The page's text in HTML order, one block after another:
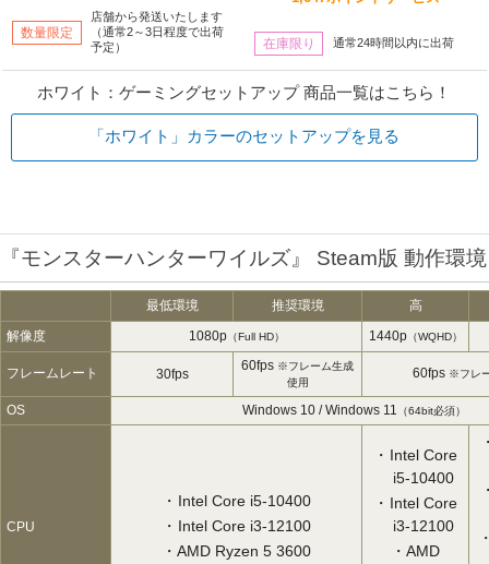
数量限定
店舗から発送いたします
（通常2～3日程度で出荷
予定）
在庫限り 通常24時間以内に出荷
ホワイト：ゲーミングセットアップ 商品一覧はこちら！
「ホワイト」カラーのセットアップを見る
『モンスターハンターワイルズ』 Steam版 動作環境
最低環境 推奨環境
高
解像度
1080p（Full HD） 1440p（WQHD）
フレームレート 30fps
60fps ※フレーム生成
使用
60fps ※フレ
OS Windows 10 / Windows 11 （64bit必須）
CPU
Intel Core i5-10400
Intel Core i3-12100
AMD Ryzen 5 3600
Intel Core
i5-10400
Intel Core
i3-12100
AMD